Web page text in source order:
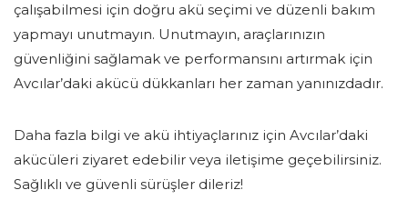
çalışabilmesi için doğru akü seçimi ve düzenli bakım
yapmayı unutmayın. Unutmayın, araçlarınızın
güvenliğini sağlamak ve performansını artırmak için
Avcılar’daki akücü dükkanları her zaman yanınızdadır.
Daha fazla bilgi ve akü ihtiyaçlarınız için Avcılar’daki
akücüleri ziyaret edebilir veya iletişime geçebilirsiniz.
Sağlıklı ve güvenli sürüşler dileriz!